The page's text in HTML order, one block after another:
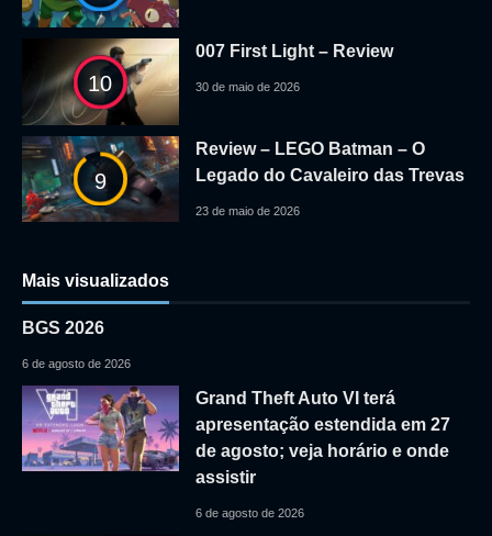
10
007 First Light – Review
30 de maio de 2026
9
Review – LEGO Batman – O
Legado do Cavaleiro das Trevas
23 de maio de 2026
Mais visualizados
BGS 2026
6 de agosto de 2026
Grand Theft Auto VI terá
apresentação estendida em 27
de agosto; veja horário e onde
assistir
6 de agosto de 2026